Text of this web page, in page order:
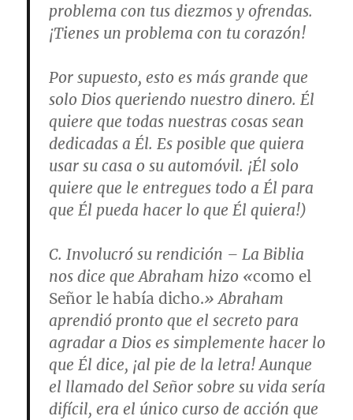
problema con tus diezmos y ofrendas.
¡Tienes un problema con tu corazón!
Por supuesto, esto es más grande que
solo Dios queriendo nuestro dinero. Él
quiere que todas nuestras cosas sean
dedicadas a Él. Es posible que quiera
usar su casa o su automóvil. ¡Él solo
quiere que le entregues todo a Él para
que Él pueda hacer lo que Él quiera!)
C. Involucró su rendición – La Biblia
nos dice que Abraham hizo «como el
Señor le había dicho.» Abraham
aprendió pronto que el secreto para
agradar a Dios es simplemente hacer lo
que Él dice, ¡al pie de la letra! Aunque
el llamado del Señor sobre su vida sería
difícil, era el único curso de acción que